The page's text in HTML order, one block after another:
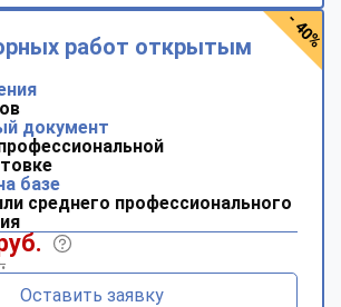
работ открытым
документ
базе
среднего профессионального
Оставить заявку
- 40%